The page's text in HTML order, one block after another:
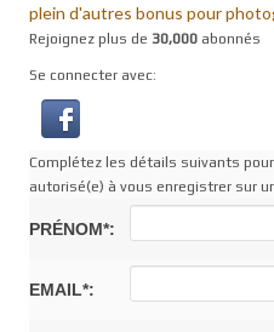
plein d'autres bonus pour
Rejoignez plus de 30,000 abonnés
Se connecter avec:
Complétez les détails suivants
autorisé(e) à vous enregistrer sur
PRÉNOM*:
EMAIL*: